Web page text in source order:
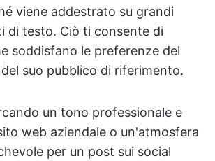
viene addestrato su grandi
di testo. Ciò ti consente di
soddisfano le preferenze del
suo pubblico di riferimento.
un tono professionale e
web aziendale o un'atmosfera
per un post sui social